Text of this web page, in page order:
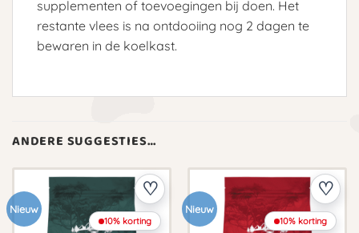
supplementen of toevoegingen bij doen. Het
restante vlees is na ontdooiing nog 2 dagen te
bewaren in de koelkast.
ANDERE SUGGESTIES…
Nieuw
10% korting
Nieuw
10% korting